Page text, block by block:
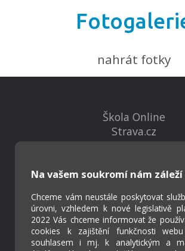
nahrát fotky
Na vašem soukromí nám záleží
Chceme vám neustále poskytovat
úrovni, vzhledem k nové legislativě
2022 Vás chceme informovat že
cookies k zajištění funkčnosti
souhlasem i mj. k analytickým a
Škola Online
Strava.cz
Kontakty
Virtuální prohlídka
Cookies